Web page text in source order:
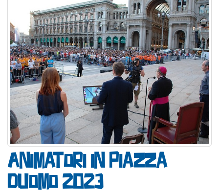
Animatori in Piazza
Duomo 2023